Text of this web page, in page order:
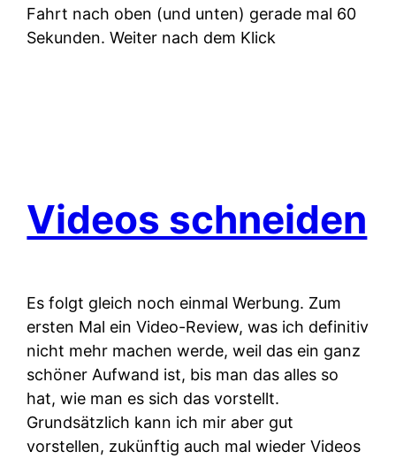
Fahrt nach oben (und unten) gerade mal 60
Sekunden. Weiter nach dem Klick
Videos schneiden
Es folgt gleich noch einmal Werbung. Zum
ersten Mal ein Video-Review, was ich definitiv
nicht mehr machen werde, weil das ein ganz
schöner Aufwand ist, bis man das alles so
hat, wie man es sich das vorstellt.
Grundsätzlich kann ich mir aber gut
vorstellen, zukünftig auch mal wieder Videos